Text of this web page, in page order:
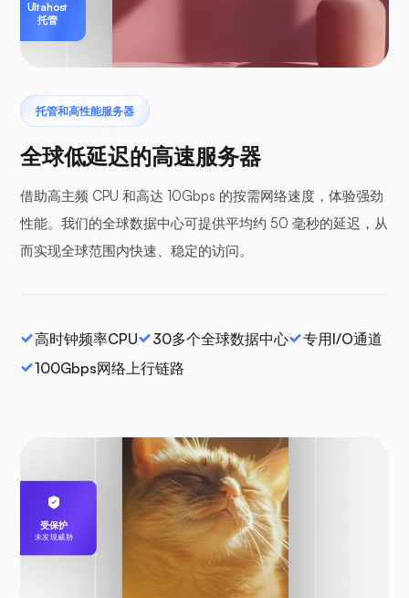
托管和高性能服务器
全球低延迟的高速服务器
借助高主频 CPU 和高达 10Gbps 的按需网络速度，体验强劲
性能。我们的全球数据中心可提供平均约 50 毫秒的延迟，从
而实现全球范围内快速、稳定的访问。
高时钟频率CPU 30多个全球数据中心
专用I/O通道
100Gbps网络上行链路
Ultahost
托管
受保护
未发现威胁